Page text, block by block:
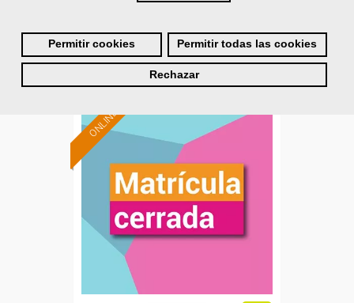
Permitir cookies Permitir todas las cookies
Rechazar
6 153
ONLINE